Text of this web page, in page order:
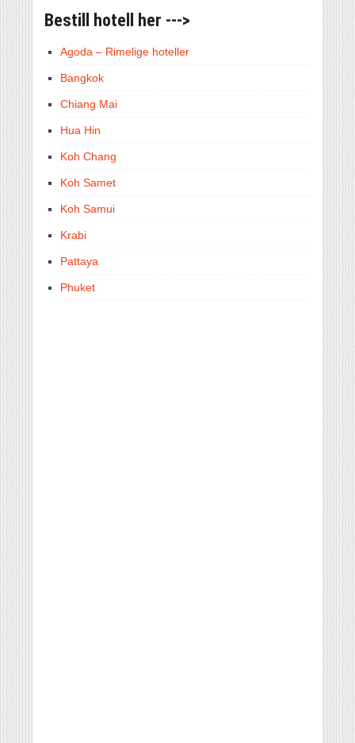
Bestill hotell her --->
Agoda – Rimelige hoteller
Bangkok
Chiang Mai
Hua Hin
Koh Chang
Koh Samet
Koh Samui
Krabi
Pattaya
Phuket